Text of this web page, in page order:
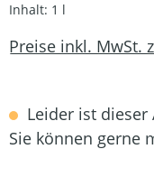
Inhalt: 1 l
Preise inkl. MwSt.
Leider ist
Sie können gerne